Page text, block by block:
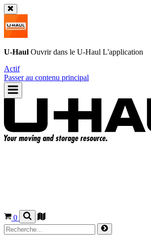
U-Haul Ouvrir dans le U-Haul L'application
Actif
Passer au contenu principal
0